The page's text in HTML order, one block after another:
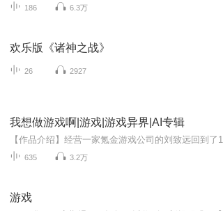
186 6.3万
欢乐版《诸神之战》
26 2927
我想做游戏啊|游戏|游戏异界|AI专辑
635 3.2万
游戏